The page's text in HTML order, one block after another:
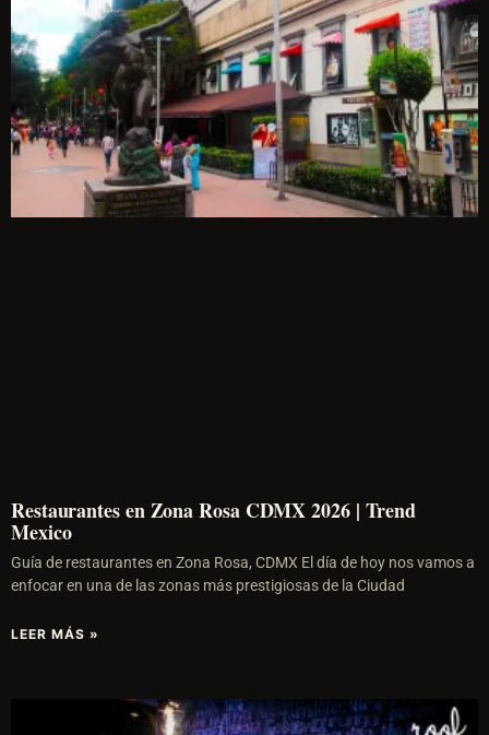
Restaurantes en Zona Rosa CDMX 2026 | Trend
Mexico
Guía de restaurantes en Zona Rosa, CDMX El día de hoy nos vamos a
enfocar en una de las zonas más prestigiosas de la Ciudad
LEER MÁS »